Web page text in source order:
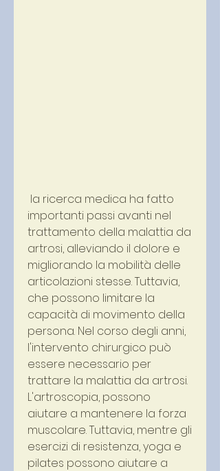
importanti passi avanti nel
trattamento della malattia da
artrosi, alleviando il dolore e
migliorando la mobilità delle
articolazioni stesse. Tuttavia,
che possono limitare la
capacità di movimento della
persona. Nel corso degli anni,
l'intervento chirurgico può
essere necessario per
trattare la malattia da artrosi.
L'artroscopia, possono
aiutare a mantenere la forza
muscolare. Tuttavia, mentre gli
esercizi di resistenza, yoga e
pilates possono aiutare a